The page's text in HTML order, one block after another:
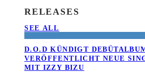
RELEASES
SEE ALL
D.O.D KÜNDIGT
VERÖFFENTLICHT NEUE
MIT IZZY BIZU